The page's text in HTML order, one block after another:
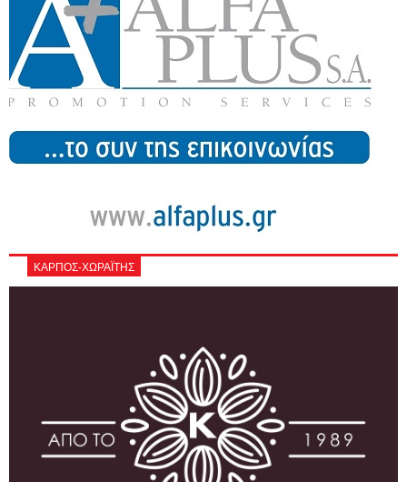
ΚΑΡΠΟΣ-ΧΩΡΑΪΤΗΣ